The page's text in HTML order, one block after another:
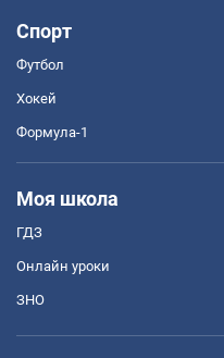
Спорт
Футбол
Хокей
Формула-1
Моя школа
ГДЗ
Онлайн уроки
ЗНО